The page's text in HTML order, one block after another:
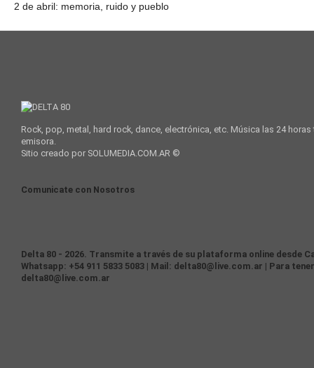
2 de abril: memoria, ruido y pueblo
Rock, pop, metal, hard rock, dance, electrónica, etc. Música las 24
emisora.
Sitio creado por SOLUMEDIA.COM.AR ©
Comunicate con Nosotros
Delta 80 - 2026. Transmite a través de su plataforma online desde
Whatsapp: +54 911 5833 5083 | Mail: delta80@live.com.ar | Para
delta80@live.com.ar